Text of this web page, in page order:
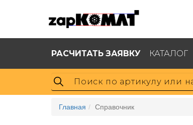
РАСЧИТАТЬ ЗАЯВКУ КАТАЛОГ
Главная Справочник